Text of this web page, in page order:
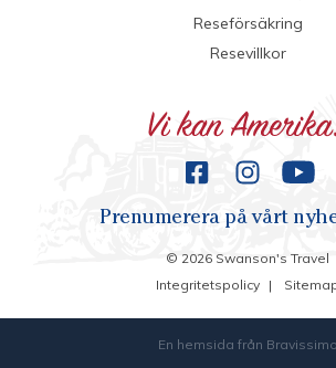
Reseförsäkring
Resevillkor
Prenumerera på vårt
© 2026 Swanson's Travel
Integritetspolicy |
En hemsida från Bravissimo